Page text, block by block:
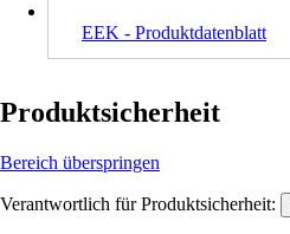
EEK - Produktdatenblatt
Produktsicherheit
Bereich überspringen
Verantwortlich für Produktsicherheit: